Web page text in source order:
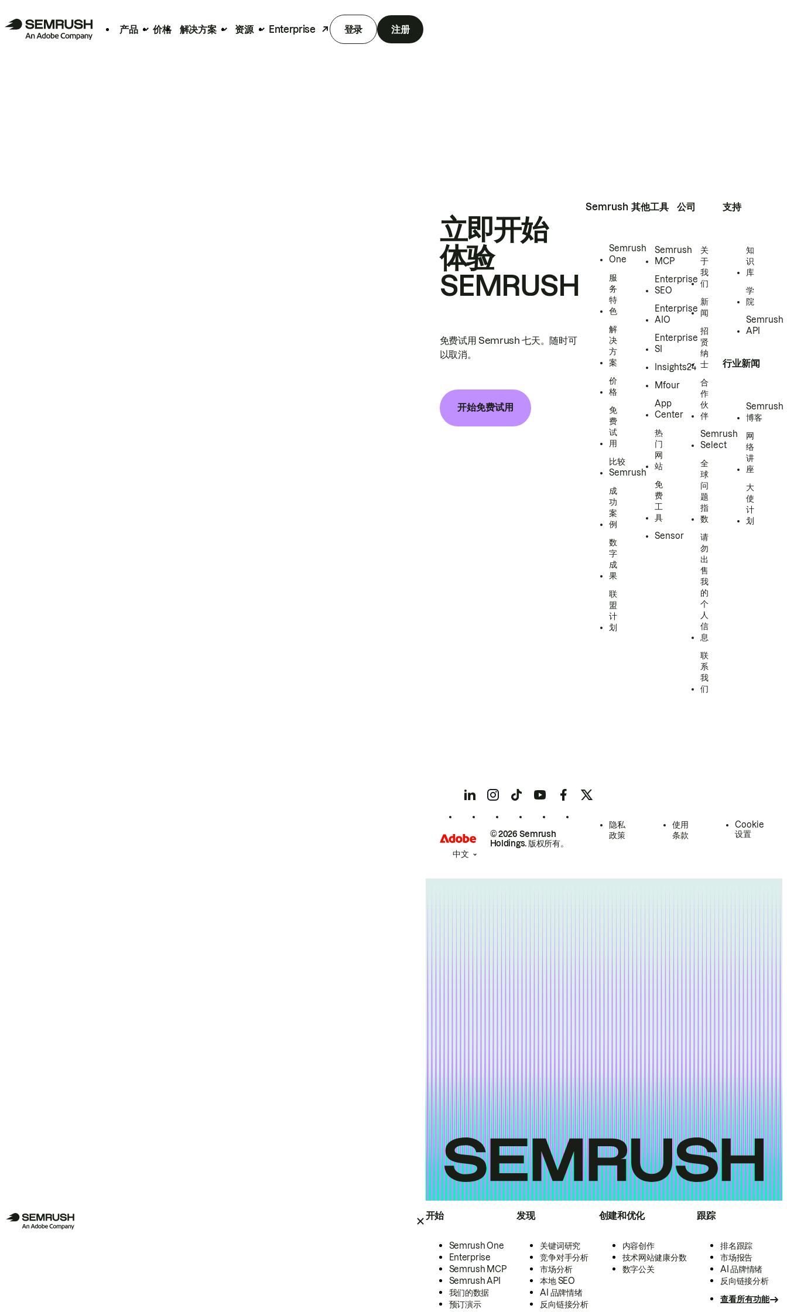
产品 价格 解决方案 资源 Enterprise 登录 注册
开始
Semrush One
Enterprise
Semrush MCP
Semrush API
我们的数据
预订演示
发现
关键词研究
竞争对手分析
市场分析
本地 SEO
AI 品牌情绪
反向链接分析
创建和优化
内容创作
技术网站健康分数
数字公关
跟踪
排名跟踪
市场报告
AI 品牌情绪
反向链接分析
查看所有功能
立即开始
体验
SEMRUSH
免费试用 Semrush 七天。随时可
以取消。
开始免费试用
Semrush
Semrush
One
服
务
特
色
解
决
方
案
价
格
免
费
试
用
比较
Semrush
成
功
案
例
数
字
成
果
联
盟
计
划
其他工具
Semrush
MCP
Enterprise
SEO
Enterprise
AIO
Enterprise
SI
Insights24
Mfour
App
Center
热
门
网
站
免
费
工
具
Sensor
公司
关
于
我
们
新
闻
招
贤
纳
士
合
作
伙
伴
Semrush
Select
全
球
问
题
指
数
请
勿
出
售
我
的
个
人
信
息
联
系
我
们
支持
知
识
库
学
院
Semrush
API
行业新闻
Semrush
博客
网
络
讲
座
大
使
计
划
© 2026 Semrush
Holdings. 版权所有。
隐私
政策
使用
条款
Cookie
设置
中文